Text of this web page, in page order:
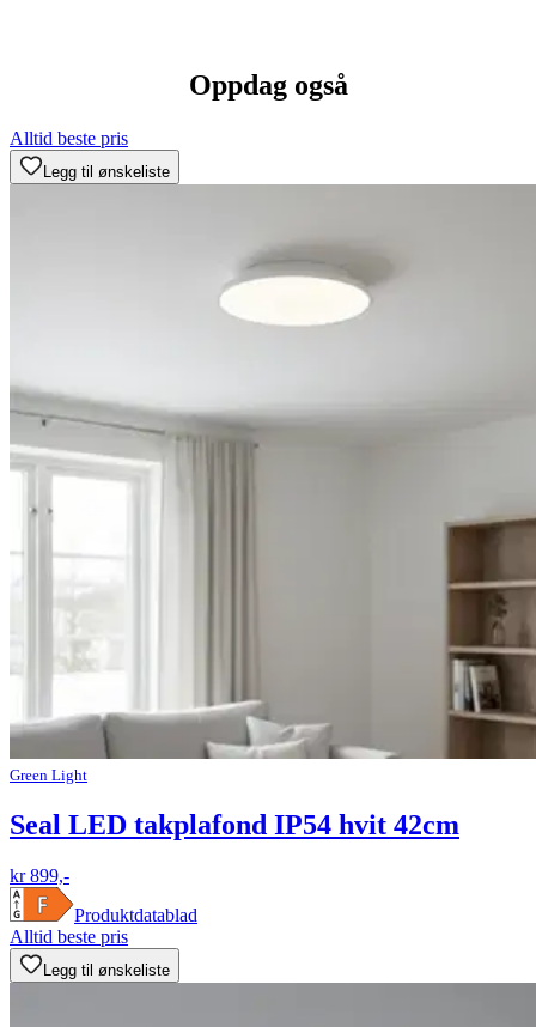
Oppdag også
Alltid beste pris
Legg til ønskeliste
Green Light
Seal LED takplafond IP54 hvit 42cm
kr 899,-
Produktdatablad
Alltid beste pris
Legg til ønskeliste